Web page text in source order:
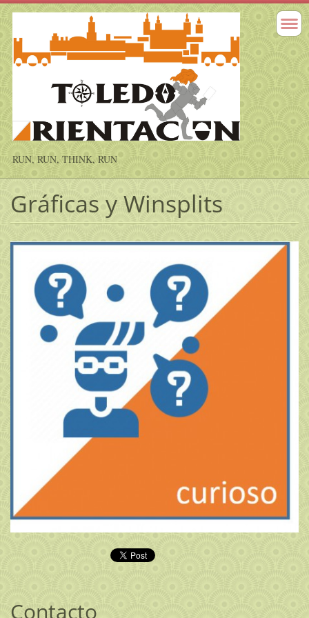
RUN, RUN, THINK, RUN
Gráficas y Winsplits
Contacto